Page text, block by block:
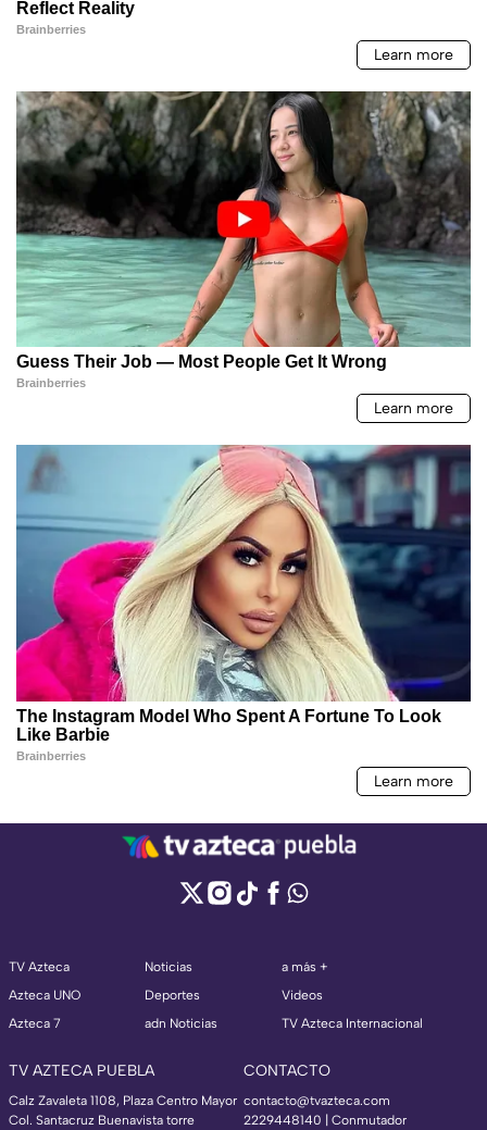
TV Azteca
Azteca UNO
Azteca 7
Noticias
Deportes
adn Noticias
a más +
Videos
TV Azteca Internacional
TV AZTECA PUEBLA
Calz Zavaleta 1108, Plaza Centro Mayor
Col. Santacruz Buenavista torre
CONTACTO
contacto@tvazteca.com
2229448140 | Conmutador